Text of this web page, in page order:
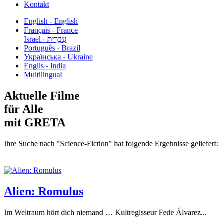
Kontakt
English - English
Français - France
עִבְרִית - Israel
Português - Brazil
Українська - Ukraine
Englis - India
Multilingual
Aktuelle Filme
für Alle
mit GRETA
Ihre Suche nach "Science-Fiction" hat folgende Ergebnisse geliefert:
Alien: Romulus
Im Weltraum hört dich niemand … Kultregisseur Fede Álvarez...